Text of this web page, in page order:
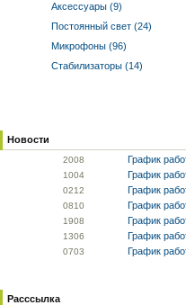
Аксессуары (9)
Постоянный свет (24)
Микрофоны (96)
Стабилизаторы (14)
Новости
2008 График
1004 График
0212 График
0810 График
1908 График
1306 График
0703 График
Расссылка